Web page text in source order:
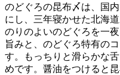
のどぐろの昆布〆は、国
にし、三年寝かせた北海
のりのよいのどぐろを一
旨みと、のどぐろ特有の
す。もっちりと滑らかな
めです。醤油をつけると